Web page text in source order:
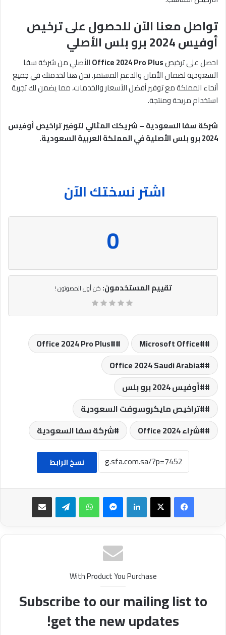
تواصل معنا الآن للحصول على ترخيص
أوفيس 2024 برو بلس الأصلي
احصل على ترخيصOffice 2024 Pro Plusالأصلي من شركة سفا
السعودية لضمان الأمان والدعم المستمر. نحن هنا لخدمتك في جميع
أنحاء المملكة مع توفير أفضل الأسعار والخدمات، مما يضمن لك تجربة
استخدام مريحة ومنتجة.
شركة سفا السعودية – شريكك المثالي لتوفير تراخيص أوفيس
2024 برو بلس الأصلية في المملكة العربية السعودية
.
اشتر نسختك الآن
0
تقييم المستخدمون: كن أول المصوتون !
#Microsoft Office
#Office 2024 Pro Plus
#Office 2024 Saudi Arabia
#أوفيس 2024 برو بلس
#تراخيص مايكروسوفت السعودية
#شراء Office 2024
شركة سفا السعودية
نسخ الرابط
فيسبوك لينكدإن واتساب تيلقرام
With Product You Purchase
Subscribe to our mailing list to
get the new updates!